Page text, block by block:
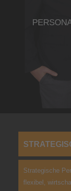
Strategische
flexibel,